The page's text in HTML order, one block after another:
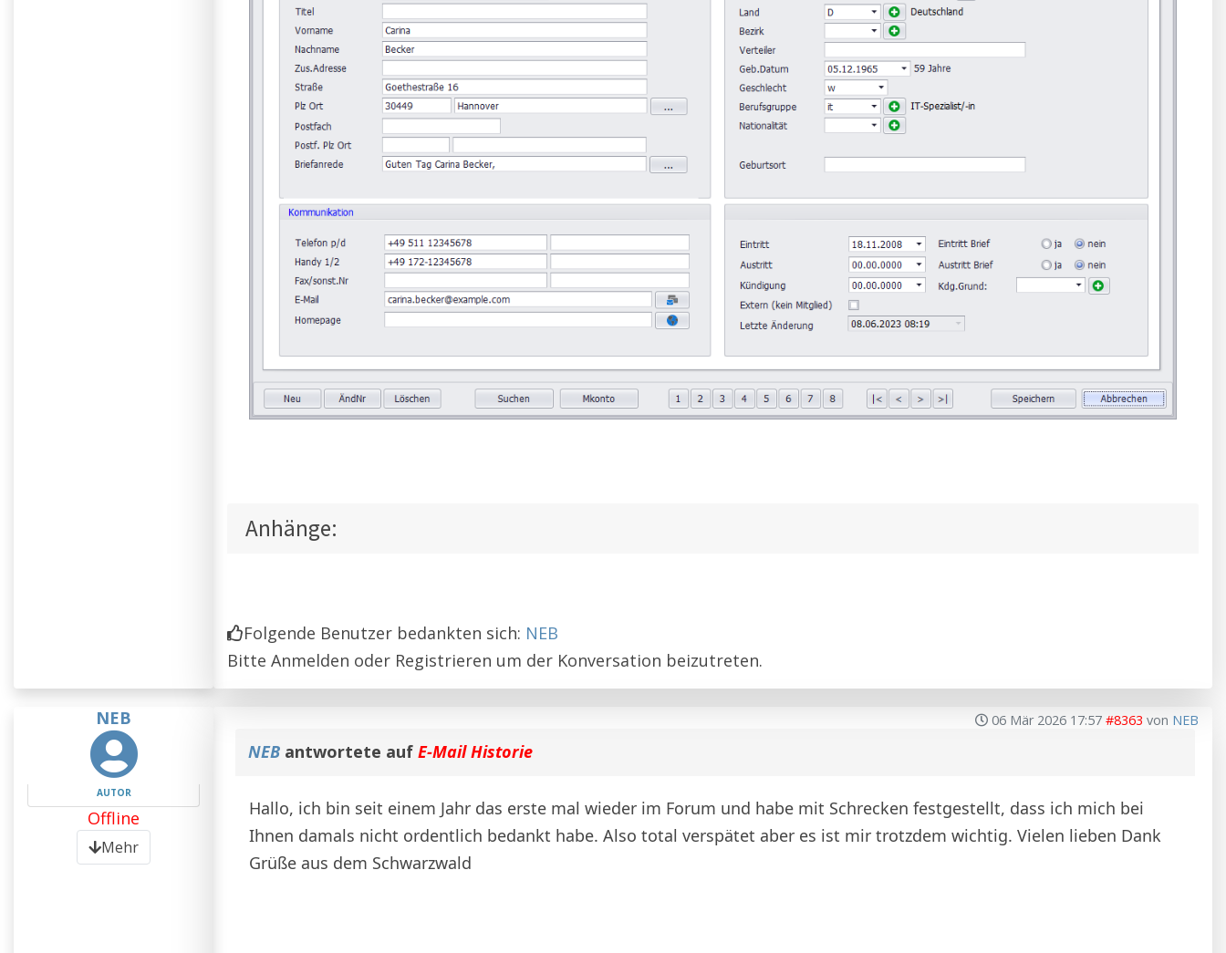
Anhänge:
Folgende Benutzer bedankten sich: NEB
Bitte Anmelden oder Registrieren um der Konversation beizutreten.
NEB
AUTOR
Offline
Mehr
06 Mär 2026 17:57 #8363 von NEB
NEB antwortete auf E-Mail Historie
Hallo, ich bin seit einem Jahr das erste mal wieder im Forum und habe mit Schrecken festgestellt, dass ich mich bei
Ihnen damals nicht ordentlich bedankt habe. Also total verspätet aber es ist mir trotzdem wichtig. Vielen lieben Dank
Grüße aus dem Schwarzwald